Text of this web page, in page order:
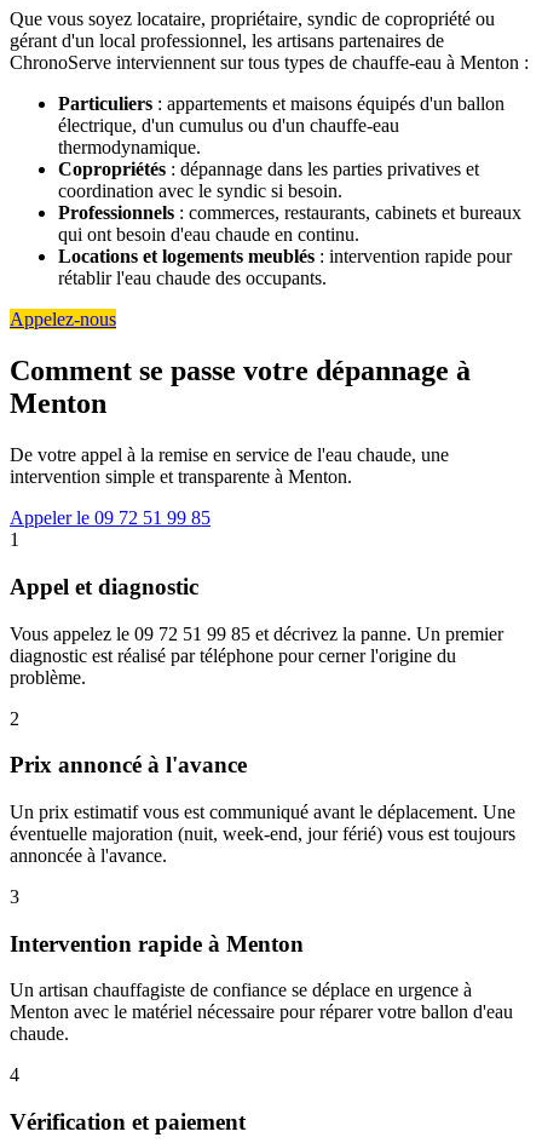
Que vous soyez locataire, propriétaire, syndic de copropriété ou
gérant d'un local professionnel, les artisans partenaires de
ChronoServe interviennent sur tous types de chauffe-eau à Menton :
Particuliers : appartements et maisons équipés d'un ballon
électrique, d'un cumulus ou d'un chauffe-eau
thermodynamique.
Copropriétés : dépannage dans les parties privatives et
coordination avec le syndic si besoin.
Professionnels : commerces, restaurants, cabinets et bureaux
qui ont besoin d'eau chaude en continu.
Locations et logements meublés : intervention rapide pour
rétablir l'eau chaude des occupants.
Appelez-nous
Comment se passe votre dépannage à
Menton
De votre appel à la remise en service de l'eau chaude, une
intervention simple et transparente à Menton.
Appeler le 09 72 51 99 85
1
Appel et diagnostic
Vous appelez le 09 72 51 99 85 et décrivez la panne. Un premier
diagnostic est réalisé par téléphone pour cerner l'origine du
problème.
2
Prix annoncé à l'avance
Un prix estimatif vous est communiqué avant le déplacement. Une
éventuelle majoration (nuit, week-end, jour férié) vous est toujours
annoncée à l'avance.
3
Intervention rapide à Menton
Un artisan chauffagiste de confiance se déplace en urgence à
Menton avec le matériel nécessaire pour réparer votre ballon d'eau
chaude.
4
Vérification et paiement